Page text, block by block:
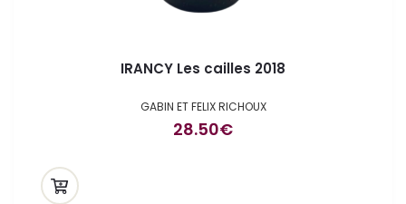
IRANCY Les cailles 2018
GABIN ET FELIX RICHOUX
28.50€